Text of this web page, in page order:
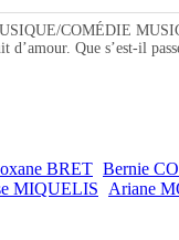
COMÉDIE
d’amour. Que s’est-il
BRET Bernie
MIQUELIS Ariane